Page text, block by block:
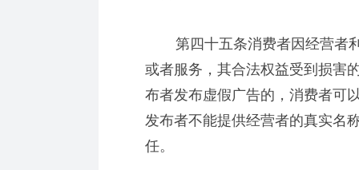
第四十五条消费者因经营者利
或者服务，其合法权益受到损害
布者发布虚假广告的，消费者可
发布者不能提供经营者的真实名
任。